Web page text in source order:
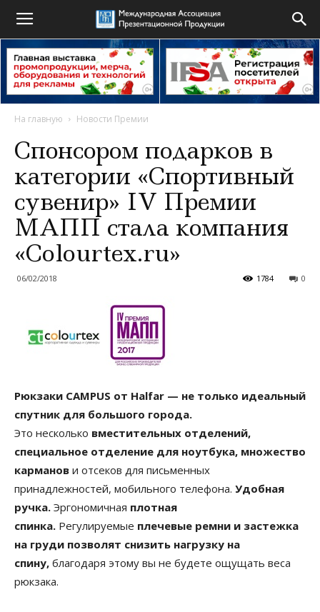
На главную Новости Премии
Спонсором подарков в
категории «Спортивный
сувенир» IV Премии
МАПП стала компания
«Сolourtex.ru»
06/02/2018 0
1784
Рюкзаки CAMPUS от Halfar — не только идеальный
спутник для большого города.
Это несколько вместительных отделений,
специальное отделение для ноутбука, множество
карманов и отсеков для письменных
принадлежностей, мобильного телефона. Удобная
ручка. Эргономичная плотная
спинка. Регулируемые плечевые ремни и застежка
на груди позволят снизить нагрузку на
спину, благодаря этому вы не будете ощущать веса
рюкзака.